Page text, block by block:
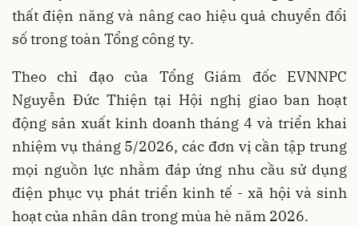
thất điện năng và nâng cao hiệu quả chuyển đổi
số trong toàn Tổng công ty.
Theo chỉ đạo của Tổng Giám đốc EVNNPC
Nguyễn Đức Thiện tại Hội nghị giao ban hoạt
động sản xuất kinh doanh tháng 4 và triển khai
nhiệm vụ tháng 5/2026, các đơn vị cần tập trung
mọi nguồn lực nhằm đáp ứng nhu cầu sử dụng
điện phục vụ phát triển kinh tế - xã hội và sinh
hoạt của nhân dân trong mùa hè năm 2026.